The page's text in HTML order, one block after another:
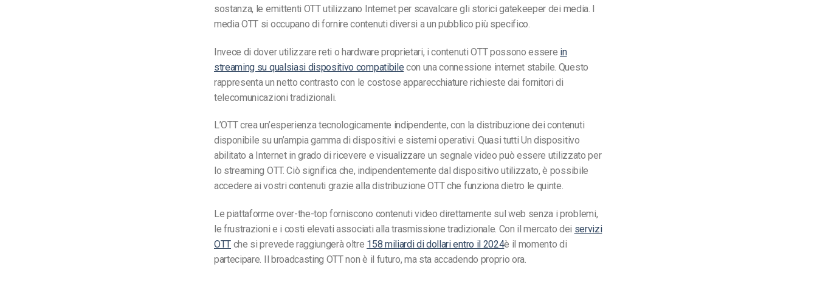
sostanza, le emittenti OTT utilizzano Internet per scavalcare gli storici gatekeeper dei media. I
media OTT si occupano di fornire contenuti diversi a un pubblico più specifico.
Invece di dover utilizzare reti o hardware proprietari, i contenuti OTT possono essere in
streaming su qualsiasi dispositivo compatibile con una connessione internet stabile. Questo
rappresenta un netto contrasto con le costose apparecchiature richieste dai fornitori di
telecomunicazioni tradizionali.
L’OTT crea un’esperienza tecnologicamente indipendente, con la distribuzione dei contenuti
disponibile su un’ampia gamma di dispositivi e sistemi operativi. Quasi tuttiUn dispositivo
abilitato a Internet in grado di ricevere e visualizzare un segnale video può essere utilizzato per
lo streaming OTT. Ciò significa che, indipendentemente dal dispositivo utilizzato, è possibile
accedere ai vostri contenuti grazie alla distribuzione OTT che funziona dietro le quinte.
Le piattaforme over-the-top forniscono contenuti video direttamente sul web senza i problemi,
le frustrazioni e i costi elevati associati alla trasmissione tradizionale. Con il mercato dei servizi
OTT che si prevede raggiungerà oltre 158 miliardi di dollari entro il 2024è il momento di
partecipare.
Il broadcasting OTT non è il futuro, ma sta accadendo proprio ora.